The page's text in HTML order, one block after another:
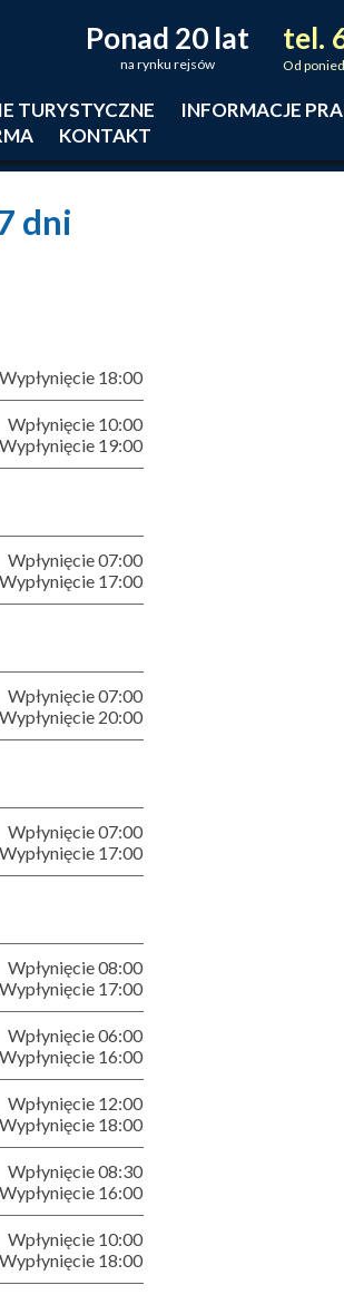
tel.
Od
Ponad 20 lat
na rynku rejsów
TURYSTYCZNE
INFORMACJE
KONTAKT
dni
Wypłynięcie 18:00
Wpłynięcie 10:00
Wypłynięcie 19:00
Wpłynięcie 07:00
Wypłynięcie 17:00
Wpłynięcie 07:00
Wypłynięcie 20:00
Wpłynięcie 07:00
Wypłynięcie 17:00
Wpłynięcie 08:00
Wypłynięcie 17:00
Wpłynięcie 06:00
Wypłynięcie 16:00
Wpłynięcie 12:00
Wypłynięcie 18:00
Wpłynięcie 08:30
Wypłynięcie 16:00
Wpłynięcie 10:00
Wypłynięcie 18:00